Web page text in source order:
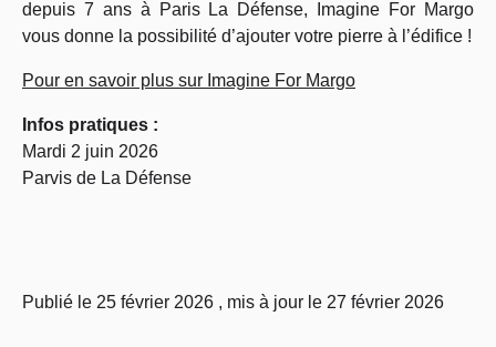
depuis 7 ans à Paris La Défense, Imagine For Margo
vous donne la possibilité d’ajouter votre pierre à l’édifice !
Pour en savoir plus sur Imagine For Margo
Infos pratiques :
Mardi 2 juin 2026
Parvis de La Défense
Publié le 25 février 2026 , mis à jour le 27 février 2026